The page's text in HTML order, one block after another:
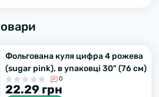
Фольгована куля цифра 4 рожева
(sugar pink), в упаковці 30" (76 см)
0
22.29 грн